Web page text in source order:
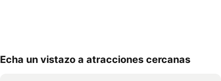
Echa un vistazo a atracciones cercanas